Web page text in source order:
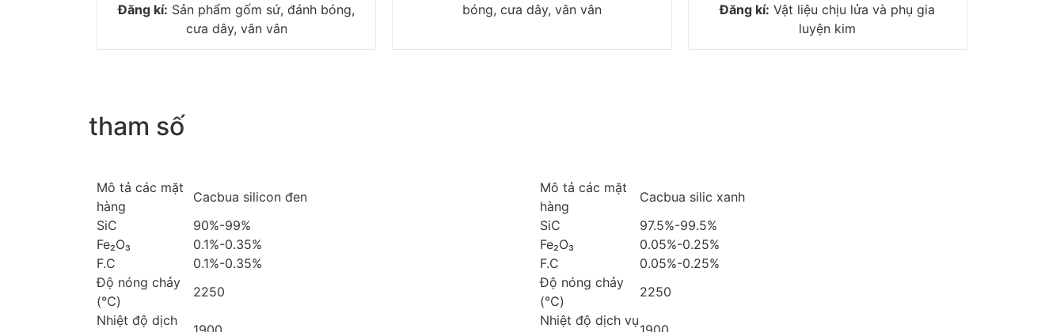
Đăng kí: Sản phẩm gốm sứ, đánh bóng,
cưa dây, vân vân
bóng, cưa dây, vân vân
Đăng kí: Vật liệu chịu lửa và phụ gia
luyện kim
tham số
Mô tả các mặt
hàng
Cacbua silicon đen
SiC
90%-99%
Fe₂O₃
0.1%-0.35%
F.C
0.1%-0.35%
Độ nóng chảy
(℃)
2250
Nhiệt độ dịch
Mô tả các mặt
hàng
Cacbua silic xanh
SiC
97.5%-99.5%
Fe₂O₃
0.05%-0.25%
F.C
0.05%-0.25%
Độ nóng chảy
(℃)
2250
Nhiệt độ dịch vụ